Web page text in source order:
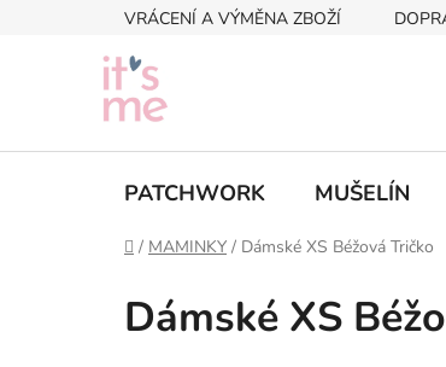
VRÁCENÍ A VÝMĚNA ZBOŽÍ
PATCHWORK MUŠELÍN
Domů
/ MAMINKY / Dámské XS Béžová Tričko
Dámské XS